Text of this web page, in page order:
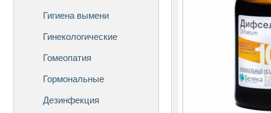
Гигиена вымени
Гинекологические
Гомеопатия
Гормональные
Дезинфекция